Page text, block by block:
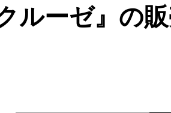
ルーゼ』の